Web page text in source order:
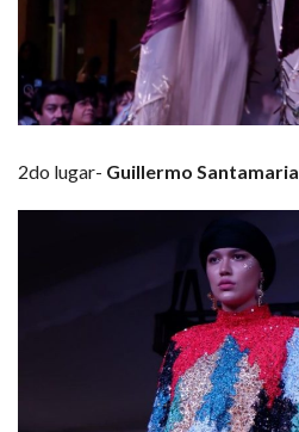
2do lugar- Guillermo Santamaria